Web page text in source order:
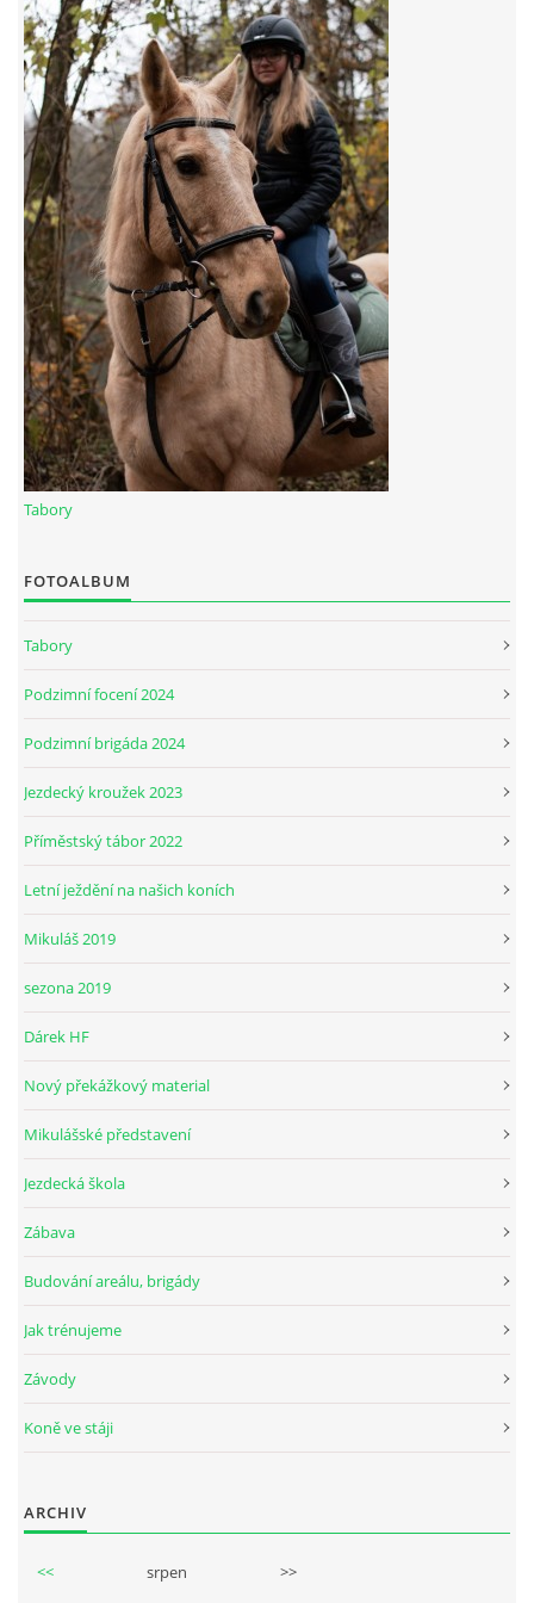
7:4 (VELKÝ PÁTEK) KROUŽEK NEBUDE
JARNÍ BRIGÁDA 20.5.2023
DNE 17.11.2023 KROUŽEK JEZDECTVÍ NENÍ
DĚKUJEME MĚSTU RYCHVALD ZA DOTACI V ROCE 2023
NABÍZÍME BRIGÁDU U NÁS VE STÁJI. PRO BLIŽŠÍ INFO
VOLEJTE 604265192
DĚKUJEME ZA PODPORU ČESKÉ UNIÍ SPORTU
JARNÍ BRIGÁDA SE ODKLÁDÁ.
PODZIMNÍ BRIGÁDA 9.11.2024
VELKÝ PÁTEK-18.4 KROUŽEK BUDE NORMÁLNĚ PROBÍHAT
PRAZDNINOVÝ KROUŽEK
Tabory
FOTOALBUM
Tabory
Podzimní focení 2024
Podzimní brigáda 2024
Jezdecký kroužek 2023
Příměstský tábor 2022
Letní ježdění na našich koních
Mikuláš 2019
sezona 2019
Dárek HF
Nový překážkový material
Mikulášské představení
Jezdecká škola
Zábava
Budování areálu, brigády
Jak trénujeme
Závody
Koně ve stáji
ARCHIV
<< srpen
>>